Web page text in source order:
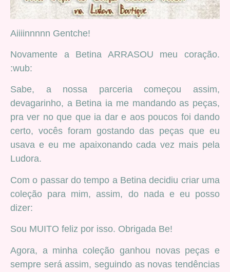
Aiiiinnnnn Gentche!
Novamente a Betina ARRASOU meu coração.
:wub:
Sabe, a nossa parceria começou assim,
devagarinho, a Betina ia me mandando as peças,
pra ver no que que ia dar e aos poucos foi dando
certo, vocês foram gostando das peças que eu
usava e eu me apaixonando cada vez mais pela
Ludora.
Com o passar do tempo a Betina decidiu criar uma
coleção para mim, assim, do nada e eu posso
dizer:
Sou MUITO feliz por isso. Obrigada Be!
Agora, a minha coleção ganhou novas peças e
sempre será assim, seguindo as novas tendências